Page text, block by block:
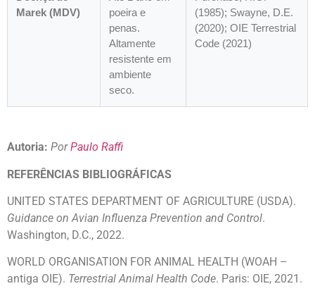
Marek (MDV)
poeira e
penas.
Altamente
resistente em
ambiente
seco.
(1985); Swayne, D.E.
(2020); OIE Terrestrial
Code (2021)
Autoria: PorPaulo Raffi
REFERÊNCIAS BIBLIOGRÁFICAS
UNITED STATES DEPARTMENT OF AGRICULTURE (USDA).
Guidance on Avian Influenza Prevention and Control.
Washington, D.C., 2022.
WORLD ORGANISATION FOR ANIMAL HEALTH (WOAH –
antiga OIE). Terrestrial Animal Health Code. Paris: OIE, 2021.